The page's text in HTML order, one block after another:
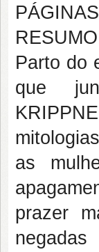
Parto do
que
as
prazer